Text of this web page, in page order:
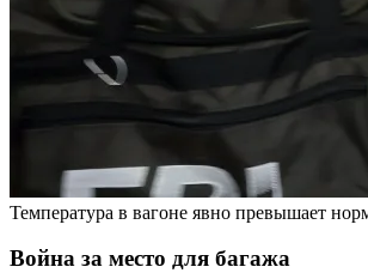
Температура в вагоне явно превышает
Война за место для багажа